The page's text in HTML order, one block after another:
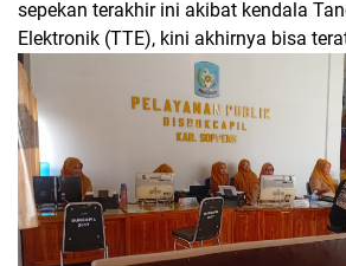
sepekan terakhir ini akibat kendala
Elektronik (TTE), kini akhirnya bisa